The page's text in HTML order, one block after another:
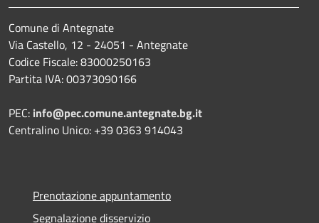
Comune di Antegnate
Via Castello, 12 - 24051 - Antegnate
Codice Fiscale: 83000250163
Partita IVA: 00373090166
PEC: info@pec.comune.antegnate.bg.it
Centralino Unico: +39 0363 914043
Prenotazione appuntamento
Segnalazione disservizio